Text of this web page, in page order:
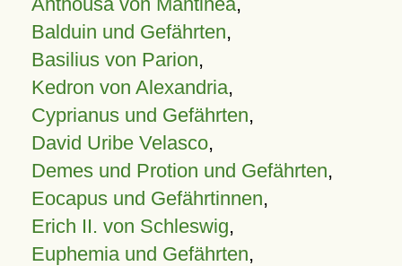
Balduin und Gefährten,
Basilius von Parion,
Kedron von Alexandria,
Cyprianus und Gefährten,
David Uribe Velasco,
Demes und Protion und Gefährten,
Eocapus und Gefährtinnen,
Erich II. von Schleswig,
Euphemia und Gefährten,